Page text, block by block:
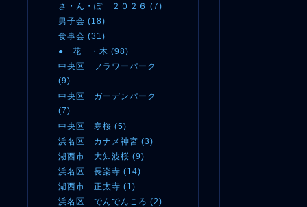
さ・ん・ぽ ２０２６ (7)
男子会 (18)
食事会 (31)
● 花 ・木 (98)
中央区 フラワーパーク
(9)
中央区 ガーデンパーク
(7)
中央区 寒桜 (5)
浜名区 カナメ神宮 (3)
湖西市 大知波桜 (9)
浜名区 長楽寺 (14)
湖西市 正太寺 (1)
浜名区 でんでんころ (2)